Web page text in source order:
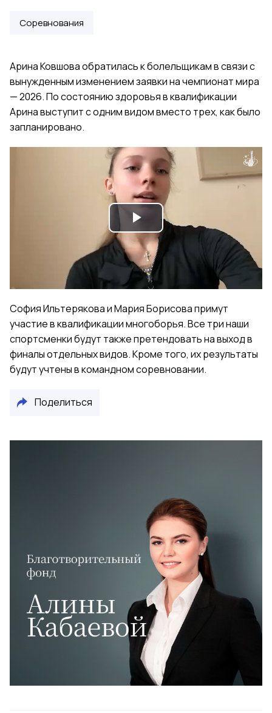
Соревнования
Арина Ковшова обратилась к болельщикам в связи с
вынужденным изменением заявки на чемпионат мира
— 2026. По состоянию здоровья в квалификации
Арина выступит с одним видом вместо трех, как было
запланировано.
Play
Video
София Ильтерякова и Мария Борисова примут
участие в квалификации многоборья. Все три наши
спортсменки будут также претендовать на выход в
финалы отдельных видов. Кроме того, их результаты
будут учтены в командном соревновании.
Поделиться